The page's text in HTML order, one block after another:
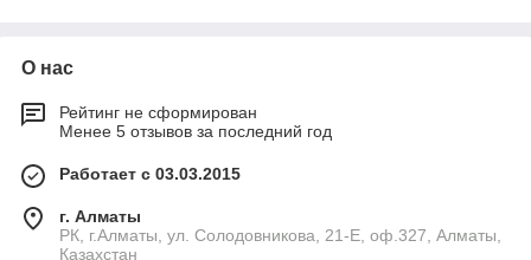
О нас
Рейтинг не сформирован
Менее 5 отзывов за последний год
Работает с 03.03.2015
г. Алматы
РК, г.Алматы, ул. Солодовникова, 21-Е, оф.327, Алматы,
Казахстан